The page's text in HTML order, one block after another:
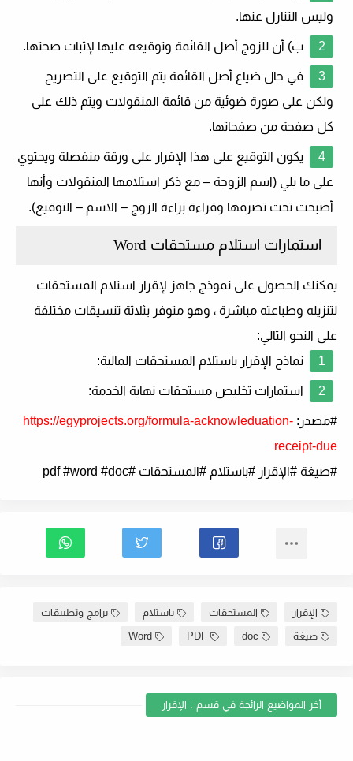
وليس التنازل عنها.
ب) أن للزوج أصل القائمة وتوقيعه عليها لإثبات صحتها.
في حال ضياع أصل القائمة يتم التوقيع على التصريح
ولكن على صورة ضوئية من قائمة المنقولات ويتم ذلك على
كل صفحة من صفحاتها.
يكون التوقيع على هذا الإقرار على ورقة منفصلة ويحتوي
على ما يلي (اسم الزوجة – مع ذكر استلامها المنقولات وأنها
أصبحت تحت تصرفها وقراءة براءة الزوج – الاسم – التوقيع).
استمارات استلام مستحقات Word
يمكنك الحصول على نموذج جاهز لإقرار استلام المستحقات
لتنزيله وطباعته مباشرة ، وهو متوفر بثلاثة تنسيقات مختلفة
على النحو التالي:
نماذج الإقرار باستلام المستحقات المالية:
استمارات تخليص مستحقات نهاية الخدمة:
#مصدر: https://egyprojects.org/formula-acknowleduation-
receipt-due
#صيغة #الإقرار #باستلام #المستحقات #pdf #word #doc
الإقرار المستحقات باستلام
برامج وتطبيقات
صيغة
doc
PDF
Word
أخر المواضيع الرائجة في قسم : الإقرار